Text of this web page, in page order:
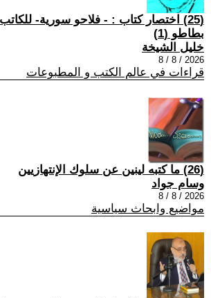
(25) اختصار كتاب : - فلاحو سورية-
بطاطو (1)
خليل الشيخة
2026 / 8 / 8
قراءات في عالم الكتب و المطبوعات
(26) ما كتبه لينين عن سلوك الإنتهازيين
وسام جواد
2026 / 8 / 8
مواضيع وابحاث سياسية